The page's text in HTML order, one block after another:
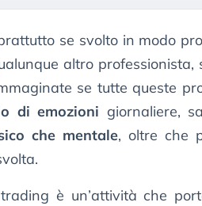
se svolto in modo
altro
se tutte queste
di emozioni giornaliere,
che mentale, oltre che
è un’attività che